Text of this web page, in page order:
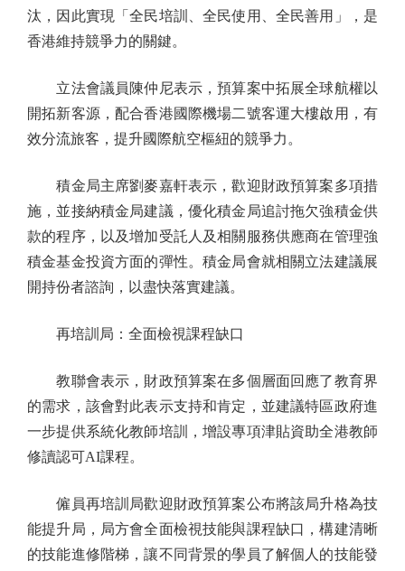
汰，因此實現「全民培訓、全民使用、全民善用」，是
香港維持競爭力的關鍵。
立法會議員陳仲尼表示，預算案中拓展全球航權以
開拓新客源，配合香港國際機場二號客運大樓啟用，有
效分流旅客，提升國際航空樞紐的競爭力。
積金局主席劉麥嘉軒表示，歡迎財政預算案多項措
施，並接納積金局建議，優化積金局追討拖欠強積金供
款的程序，以及增加受託人及相關服務供應商在管理強
積金基金投資方面的彈性。積金局會就相關立法建議展
開持份者諮詢，以盡快落實建議。
再培訓局：全面檢視課程缺口
教聯會表示，財政預算案在多個層面回應了教育界
的需求，該會對此表示支持和肯定，並建議特區政府進
一步提供系統化教師培訓，增設專項津貼資助全港教師
修讀認可AI課程。
僱員再培訓局歡迎財政預算案公布將該局升格為技
能提升局，局方會全面檢視技能與課程缺口，構建清晰
的技能進修階梯，讓不同背景的學員了解個人的技能發